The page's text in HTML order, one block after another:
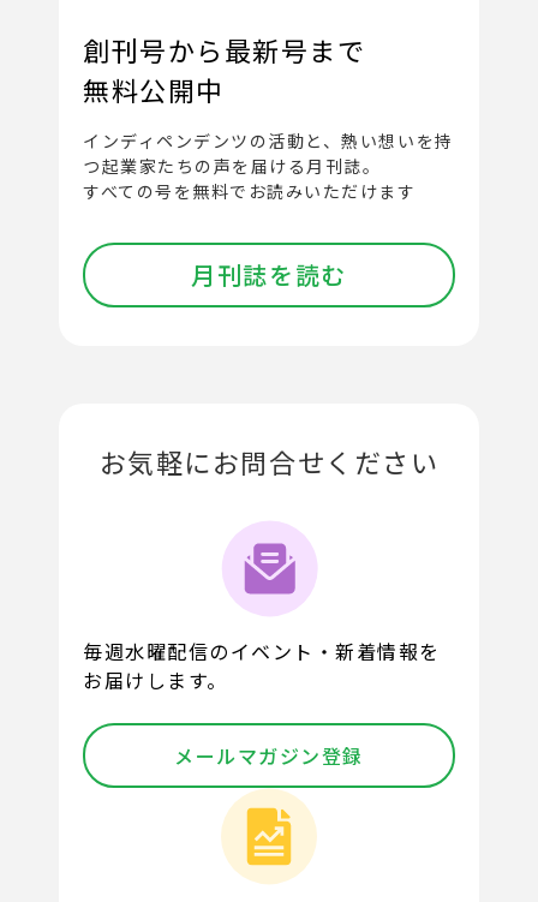
創刊号から最新号まで
無料公開中
インディペンデンツの活動と、熱い想いを持
つ起業家たちの声を届ける月刊誌。
すべての号を無料でお読みいただけます
月刊誌を読む
お気軽にお問合せください
毎週水曜配信のイベント・新着情報を
お届けします。
メールマガジン登録